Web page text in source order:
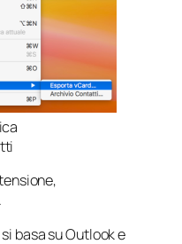
basa su Outlook e